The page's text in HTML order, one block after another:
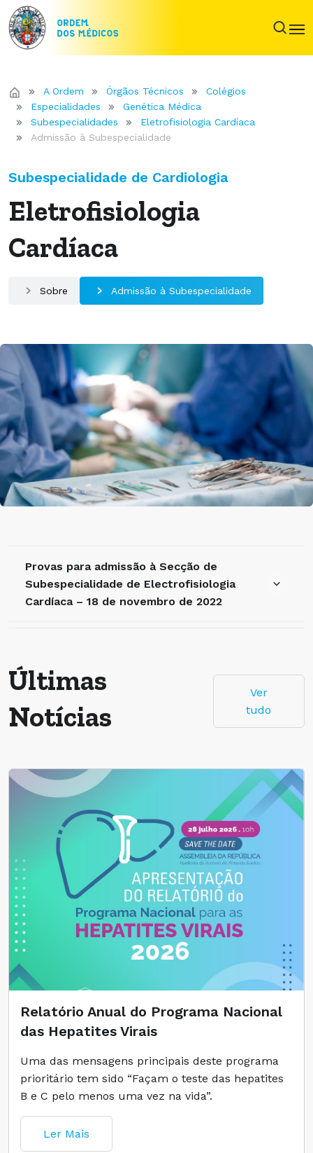
A Ordem Órgãos Técnicos
Colégios
Especialidades
Genética Médica
Subespecialidades
Eletrofisiologia Cardíaca
Admissão à Subespecialidade
Subespecialidade de Cardiologia
Eletrofisiologia
Cardíaca
Sobre Admissão à Subespecialidade
Provas para admissão à Secção de
Subespecialidade de Electrofisiologia
Cardíaca – 18 de novembro de 2022
Últimas
Notícias
Ver
tudo
Relatório Anual do Programa Nacional
das Hepatites Virais
Uma das mensagens principais deste programa
prioritário tem sido “Façam o teste das hepatites
B e C pelo menos uma vez na vida”.
Ler Mais